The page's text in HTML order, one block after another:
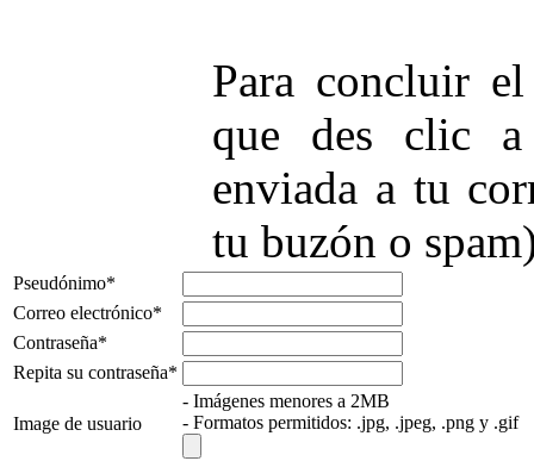
Para concluir
que des clic
enviada a tu
tu buzón o
Pseudónimo*
Correo electrónico*
Contraseña*
Repita su contraseña*
Image de usuario
- Imágenes menores a 2MB
- Formatos permitidos: .jpg, .jpeg, .png y .gif